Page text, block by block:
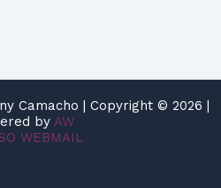
Camacho | Copyright © 2026 |
by AW
WEBMAIL